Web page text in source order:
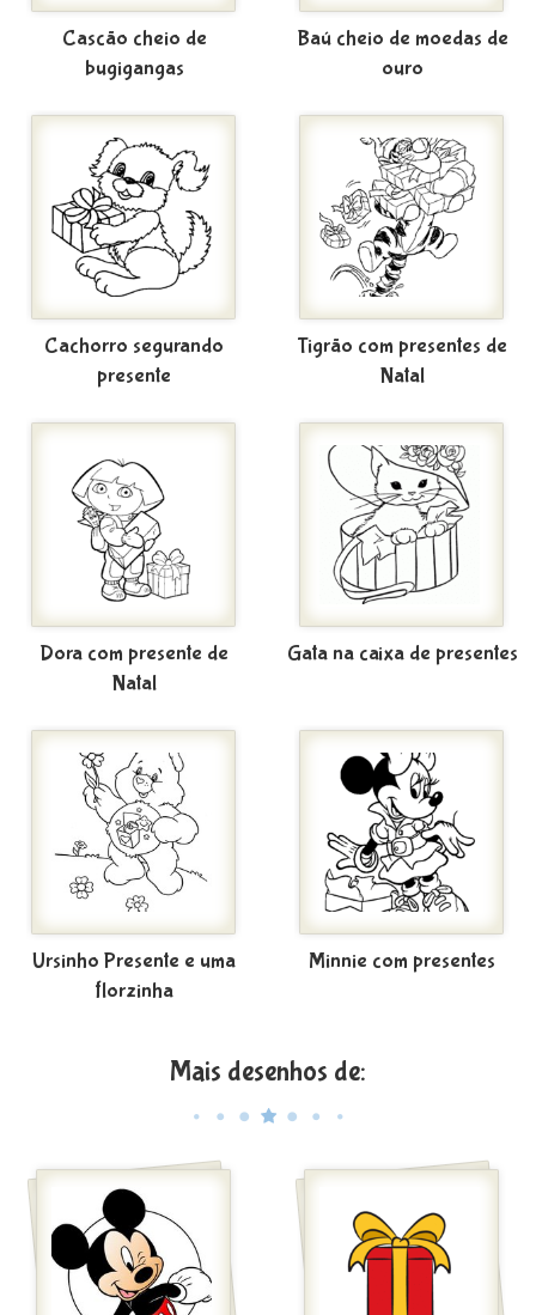
Cascão cheio de
bugigangas
Baú cheio de moedas de
ouro
Cachorro segurando
presente
Tigrão com presentes de
Natal
Dora com presente de
Natal
Gata na caixa de presentes
Ursinho Presente e uma
florzinha
Minnie com presentes
Mais desenhos de: